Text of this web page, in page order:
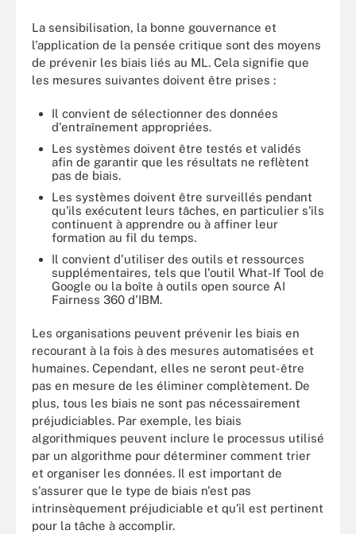
La sensibilisation, la bonne gouvernance et
l'application de la pensée critique sont des moyens
de prévenir les biais liés au ML. Cela signifie que
les mesures suivantes doivent être prises :
Il convient de sélectionner des données
d'entraînement appropriées.
Les systèmes doivent être testés et validés
afin de garantir que les résultats ne reflètent
pas de biais.
Les systèmes doivent être surveillés pendant
qu'ils exécutent leurs tâches, en particulier s'ils
continuent à apprendre ou à affiner leur
formation au fil du temps.
Il convient d'utiliser des outils et ressources
supplémentaires, tels que l'outil What-If Tool de
Google ou la boîte à outils open source AI
Fairness 360 d'IBM.
Les organisations peuvent prévenir les biais en
recourant à la fois à des mesures automatisées et
humaines. Cependant, elles ne seront peut-être
pas en mesure de les éliminer complètement. De
plus, tous les biais ne sont pas nécessairement
préjudiciables. Par exemple, les biais
algorithmiques peuvent inclure le processus utilisé
par un algorithme pour déterminer comment trier
et organiser les données. Il est important de
s'assurer que le type de biais n'est pas
intrinsèquement préjudiciable et qu'il est pertinent
pour la tâche à accomplir.